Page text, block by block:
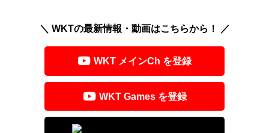
a
s
e
b
o
o
k
＼ WKTの最新情報・動画はこちらから！ ／
WKT メインCh を登録
WKT Games を登録